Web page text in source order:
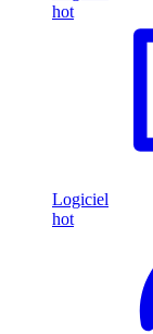
hot
Logiciel
hot